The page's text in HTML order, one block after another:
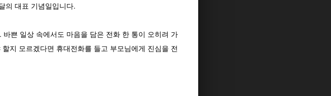
의 대표 기념일입니다.
쁜 일상 속에서도 마음을 담은 전화 한 통이 오히려 가
지 모르겠다면 휴대전화를 들고 부모님에게 진심을 전